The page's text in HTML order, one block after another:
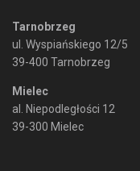
Tarnobrzeg
ul. Wyspiańskiego 12/5
39-400 Tarnobrzeg
Mielec
al. Niepodległości 12
39-300 Mielec